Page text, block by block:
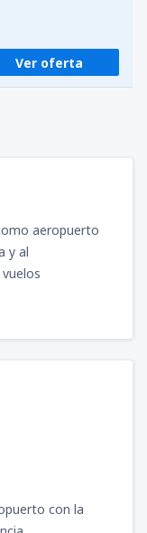
Ver oferta
aeropuerto
y al
con la